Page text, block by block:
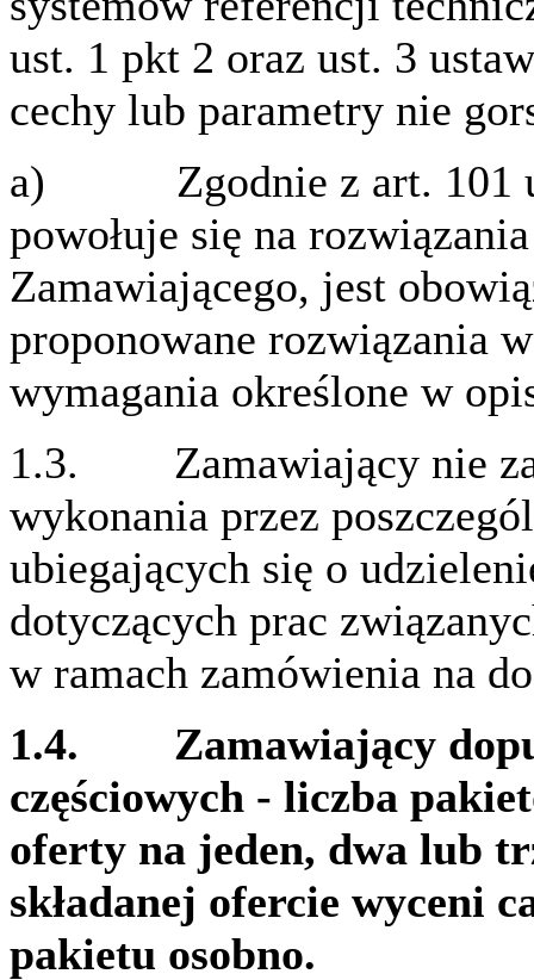
ust. 1 pkt 2 oraz ust. 3
cechy lub parametry nie
a) Zgodnie z art. 101
powołuje się na
Zamawiającego, jest
proponowane rozwiązania
wymagania określone w
1.3. Zamawiający nie
wykonania przez
ubiegających się o
dotyczących prac
w ramach zamówienia na
1.4. Zamawiający
częściowych - liczba
oferty na jeden, dwa lub
składanej ofercie wyceni
pakietu osobno.